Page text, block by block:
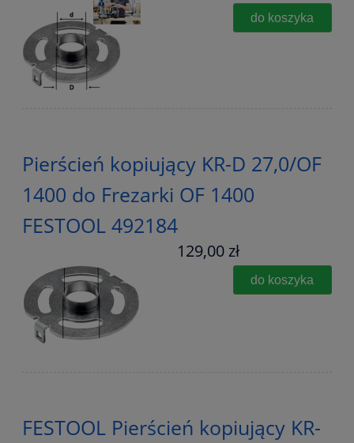
do koszyka
Pierścień kopiujący KR-D 27,0/OF
1400 do Frezarki OF 1400
FESTOOL 492184
129,00 zł
do koszyka
FESTOOL Pierścień kopiujący KR-